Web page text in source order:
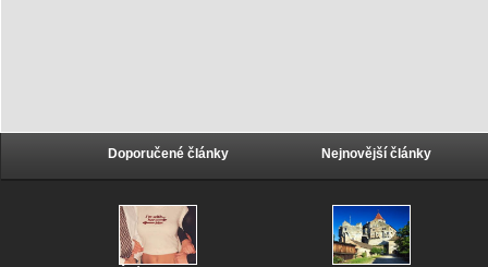
Doporučené články Nejnovější články